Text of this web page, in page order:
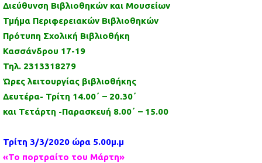
Διεύθυνση Βιβλιοθηκών και Μουσείων
Τμήμα Περιφερειακών Βιβλιοθηκών
Πρότυπη Σχολική Βιβλιοθήκη
Κασσάνδρου 17-19
Τηλ. 2313318279
Ώρες λειτουργίας βιβλιοθήκης
Δευτέρα- Τρίτη 14.00΄ – 20.30΄
και Τετάρτη -Παρασκευή 8.00΄ – 15.00
Τρίτη 3/3/2020 ώρα 5.00μ.μ
«Το πορτραίτο του Μάρτη»